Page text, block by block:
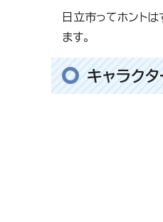
日立市ってホント
ます。
キャラク